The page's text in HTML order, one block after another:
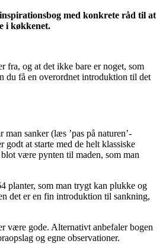
med konkrete råd til at
i køkkenet.
fra, og at det ikke bare er noget, som
du få en overordnet introduktion til det
sanker (læs ’pas på naturen’-
at starte med de helt klassiske
være pynten til maden, som man
planter, som man trygt kan plukke og
det er en fin introduktion til sankning,
være gode. Alternativt anbefaler bogen
og egne observationer.